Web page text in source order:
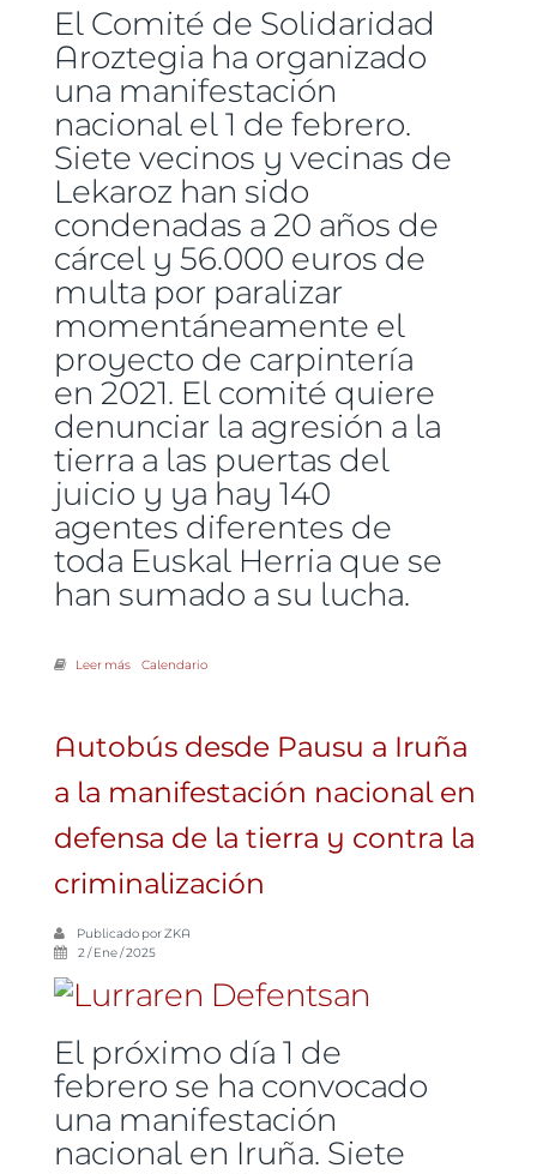
El Comité de Solidaridad
Aroztegia ha organizado
una manifestación
nacional el 1 de febrero.
Siete vecinos y vecinas de
Lekaroz han sido
condenadas a 20 años de
cárcel y 56.000 euros de
multa por paralizar
momentáneamente el
proyecto de carpintería
en 2021. El comité quiere
denunciar la agresión a la
tierra a las puertas del
juicio y ya hay 140
agentes diferentes de
toda Euskal Herria que se
han sumado a su lucha.
Leer mássobre "La tierra nos grita. Esto no es contra siete personas, es el
Calendario
Autobús desde Pausu a Iruña
a la manifestación nacional en
defensa de la tierra y contra la
criminalización
Publicado porZKA
2 / Ene / 2025
El próximo día 1 de
febrero se ha convocado
una manifestación
nacional en Iruña. Siete